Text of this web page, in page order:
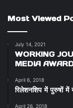
Most Viewed
July 14, 2021
WORKING
MEDIA
April 6, 2018
रिलेशनशिप में पुरुषों में
April 26, 2018